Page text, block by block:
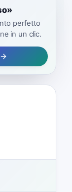
perfetto
in un clic.